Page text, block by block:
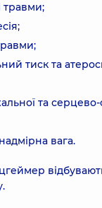
травми;
тиск та
та
вага.